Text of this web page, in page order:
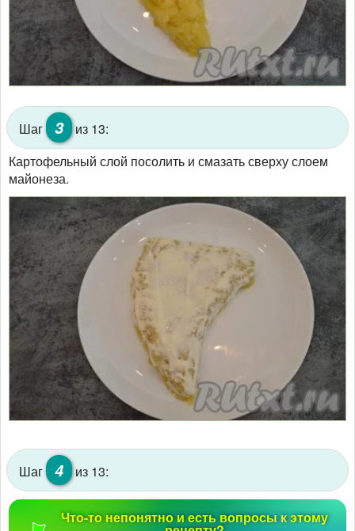
Шаг 3
из 13:
Картофельный слой посолить и смазать сверху слоем
майонеза.
Шаг 4 из 13:
Что-то непонятно и есть вопросы к этому